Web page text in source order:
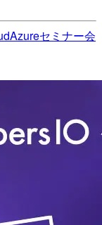
Azureセミナー会